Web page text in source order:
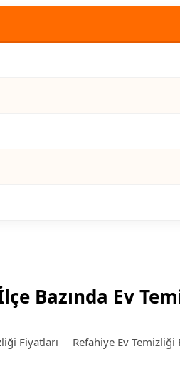
Bazında Ev
Fiyatları Refahiye Ev Temizliği